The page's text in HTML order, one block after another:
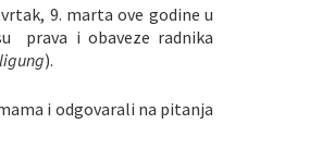
9. marta ove godine u
prava i obaveze radnika
).
i odgovarali na pitanja